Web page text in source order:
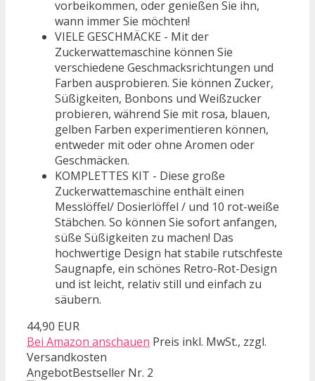
vorbeikommen, oder genießen Sie ihn,
wann immer Sie möchten!
VIELE GESCHMÄCKE - Mit der
Zuckerwattemaschine können Sie
verschiedene Geschmacksrichtungen und
Farben ausprobieren. Sie können Zucker,
Süßigkeiten, Bonbons und Weißzucker
probieren, während Sie mit rosa, blauen,
gelben Farben experimentieren können,
entweder mit oder ohne Aromen oder
Geschmäcken.
KOMPLETTES KIT - Diese große
Zuckerwattemaschine enthält einen
Messlöffel/ Dosierlöffel / und 10 rot-weiße
Stäbchen. So können Sie sofort anfangen,
süße Süßigkeiten zu machen! Das
hochwertige Design hat stabile rutschfeste
Saugnapfe, ein schönes Retro-Rot-Design
und ist leicht, relativ still und einfach zu
säubern.
44,90 EUR
Bei Amazon anschauen Preis inkl. MwSt., zzgl.
Versandkosten
AngebotBestseller Nr. 2